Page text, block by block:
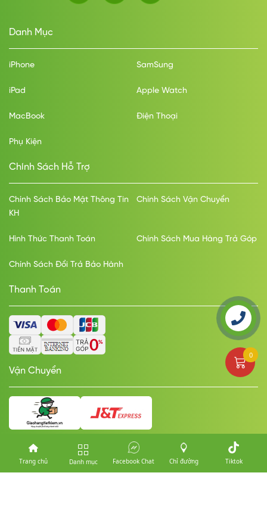
Danh Mục
iPhone SamSung
iPad Apple Watch
MacBook Điện Thoại
Phụ Kiện
Chính Sách Hỗ Trợ
Chính Sách Bảo Mật Thông Tin
KH
Chính Sách Vận Chuyển
Hình Thức Thanh Toán Chính Sách Mua Hàng Trả Góp
Chính Sách Đổi Trả Bảo Hành
Thanh Toán
Vận Chuyển
© Copyright Mobile Thành Công. Designed by nasani.vn
0
Trang chủ Danh mục Facebook Chat Chỉ đường Tiktok